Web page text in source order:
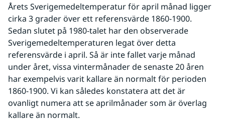
Årets Sverigemedeltemperatur för april månad ligger
cirka 3 grader över ett referensvärde 1860-1900.
Sedan slutet på 1980-talet har den observerade
Sverigemedeltemperaturen legat över detta
referensvärde i april. Så är inte fallet varje månad
under året, vissa vintermånader de senaste 20 åren
har exempelvis varit kallare än normalt för perioden
1860-1900. Vi kan således konstatera att det är
ovanligt numera att se aprilmånader som är överlag
kallare än normalt.